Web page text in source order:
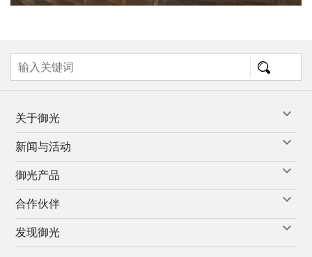
关于御光
新闻与活动
御光产品
合作伙伴
发现御光